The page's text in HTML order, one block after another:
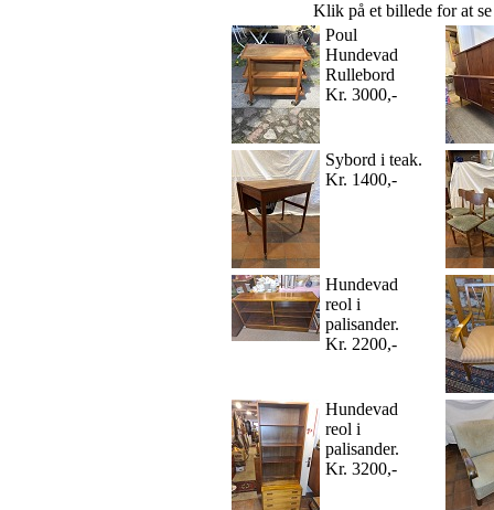
Klik på et billede for at
Poul
Hundevad
Rullebord
Kr. 3000,-
Sybord i teak.
Kr. 1400,-
Hundevad
reol i
palisander.
Kr. 2200,-
Hundevad
reol i
palisander.
Kr. 3200,-